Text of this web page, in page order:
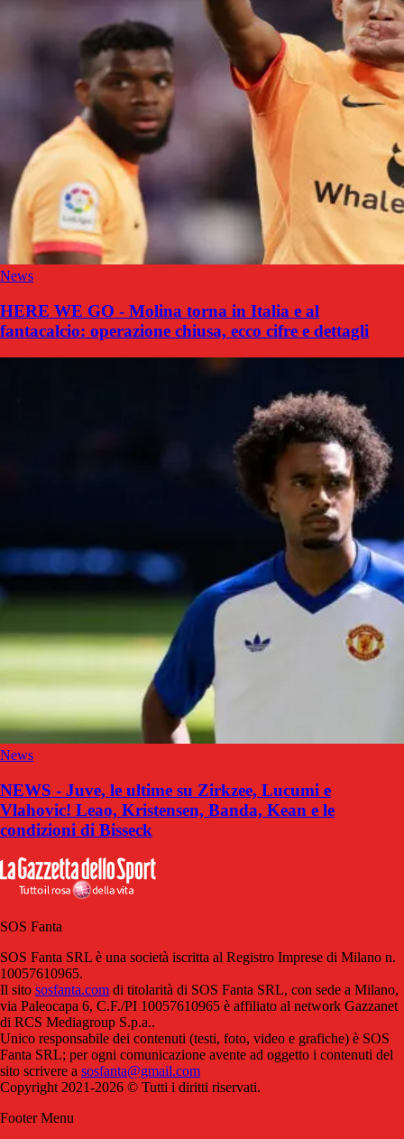
News
HERE WE GO - Molina torna in Italia e al
fantacalcio: operazione chiusa, ecco cifre e dettagli
News
NEWS - Juve, le ultime su Zirkzee, Lucumi e
Vlahovic! Leao, Kristensen, Banda, Kean e le
condizioni di Bisseck
SOS Fanta
SOS Fanta SRL è una società iscritta al Registro Imprese di Milano n.
10057610965.
Il sito sosfanta.com di titolarità di SOS Fanta SRL, con sede a Milano,
via Paleocapa 6, C.F./PI 10057610965 è affiliato al network Gazzanet
di RCS Mediagroup S.p.a..
Unico responsabile dei contenuti (testi, foto, video e grafiche) è SOS
Fanta SRL; per ogni comunicazione avente ad oggetto i contenuti del
sito scrivere a sosfanta@gmail.com
Copyright 2021-2026 © Tutti i diritti riservati.
Footer Menu